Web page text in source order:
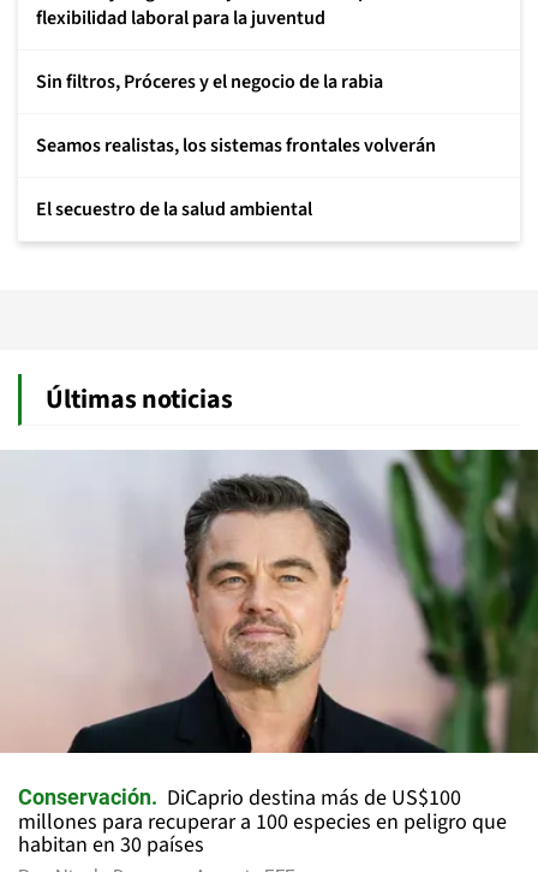
flexibilidad laboral para la juventud
Sin filtros, Próceres y el negocio de la rabia
Seamos realistas, los sistemas frontales volverán
El secuestro de la salud ambiental
Últimas noticias
Conservación
DiCaprio destina más de US$100
millones para recuperar a 100 especies en peligro que
habitan en 30 países